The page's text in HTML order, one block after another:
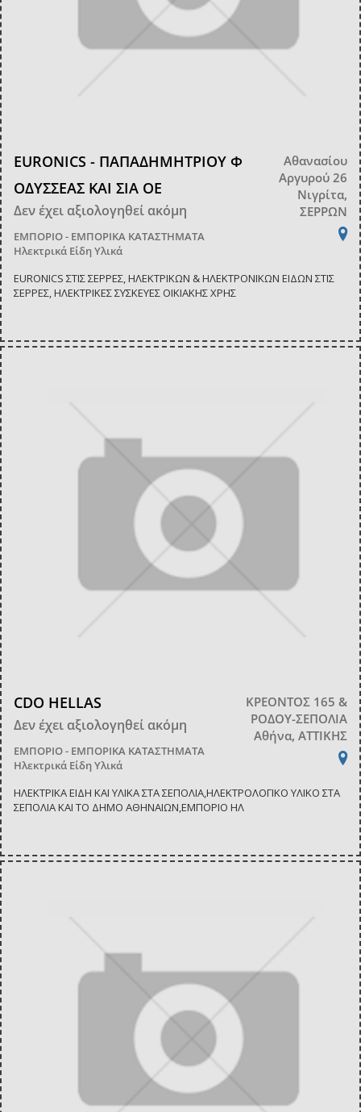
EURONICS - ΠΑΠΑΔΗΜΗΤΡΙΟΥ Φ
ΟΔΥΣΣΕΑΣ ΚΑΙ ΣΙΑ ΟΕ
Δεν έχει αξιολογηθεί ακόμη
ΕΜΠΟΡΙΟ - ΕΜΠΟΡΙΚΑ ΚΑΤΑΣΤΗΜΑΤΑ
Ηλεκτρικά Είδη Υλικά
Αθανασίου
Αργυρού 26
Νιγρίτα,
ΣΕΡΡΩΝ
EURONICS ΣΤΙΣ ΣΕΡΡΕΣ, ΗΛΕΚΤΡΙΚΩΝ & ΗΛΕΚΤΡΟΝΙΚΩΝ ΕΙΔΩΝ ΣΤΙΣ
ΣΕΡΡΕΣ, ΗΛΕΚΤΡΙΚΕΣ ΣΥΣΚΕΥΕΣ ΟΙΚΙΑΚΗΣ ΧΡΗΣ
CDO HELLAS
Δεν έχει αξιολογηθεί ακόμη
ΕΜΠΟΡΙΟ - ΕΜΠΟΡΙΚΑ ΚΑΤΑΣΤΗΜΑΤΑ
Ηλεκτρικά Είδη Υλικά
ΚΡΕΟΝΤΟΣ 165 &
ΡΟΔΟΥ-ΣΕΠΟΛΙΑ
Αθήνα, ΑΤΤΙΚΗΣ
ΗΛΕΚΤΡΙΚΑ ΕΙΔΗ ΚΑΙ ΥΛΙΚΑ ΣΤΑ ΣΕΠΟΛΙΑ,ΗΛΕΚΤΡΟΛΟΓΙΚΟ ΥΛΙΚΟ ΣΤΑ
ΣΕΠΟΛΙΑ ΚΑΙ ΤΟ ΔΗΜΟ ΑΘΗΝΑΙΩΝ,ΕΜΠΟΡΙΟ ΗΛ